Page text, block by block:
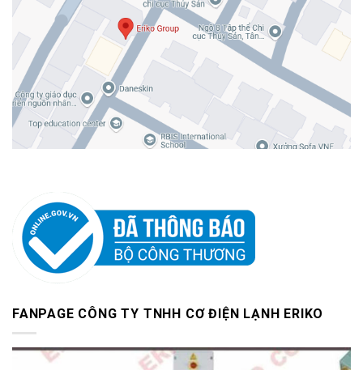
FANPAGE CÔNG TY TNHH CƠ ĐIỆN LẠNH ERIKO